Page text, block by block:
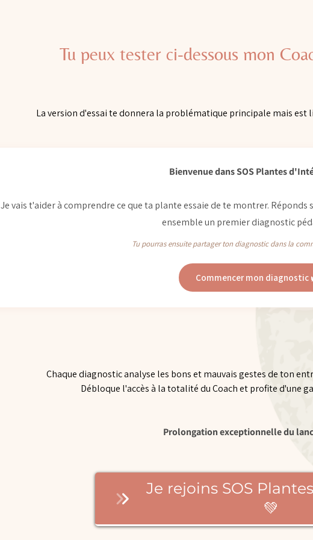
Tu peux tester ci-dessous mon
La version d'essai te donnera la problématique principale mais est
Bienvenue dans SOS Plantes
Je vais t'aider à comprendre ce que ta plante essaie de te montrer.
ensemble un premier diagnostic
Tu pourras ensuite partager ton diagnostic dans la
Commencer mon diagnostic
Chaque diagnostic analyse les bons et mauvais gestes de ton
Débloque l'accès à la totalité du Coach et profite d'une
Prolongation exceptionnelle du
Je rejoins SOS
💚